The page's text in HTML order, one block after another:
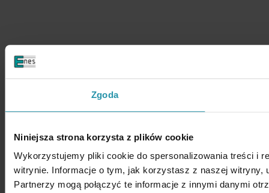
Zgoda
Niniejsza strona korzysta z plików cookie
Wykorzystujemy pliki cookie do spersonalizowania treści i
witrynie. Informacje o tym, jak korzystasz z naszej witryny,
Partnerzy mogą połączyć te informacje z innymi danymi